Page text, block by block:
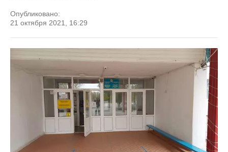
Опубликовано:
21 октября 2021, 16:29